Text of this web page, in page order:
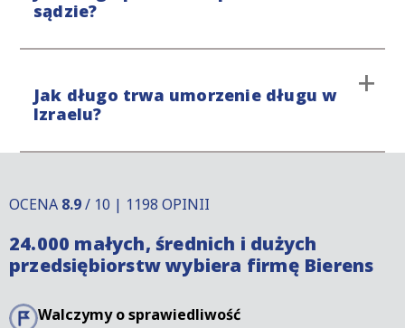
niektórych przypadkach kwota jest stała, ale
sądzie?
Czas trwania sprawy sądowej w Izraelu zależy od
stopnia skomplikowania sprawy i tego, czy
dłużnik podniesie zarzut.
Jak długo trwa umorzenie długu w
Izraelu?
Izraelu różni się od okresu przedawnienia w
innych krajach. Istnieją również pewne sposoby
na przerwanie biegu przedawnienia. Aby uzyskać
więcej informacji, prosimy o kontakt z naszymi
OCENA 8.9/ 10 | 1198 OPINII
24.000 małych, średnich i dużych
przedsiębiorstw wybiera firmę Bierens
Walczymy o sprawiedliwość